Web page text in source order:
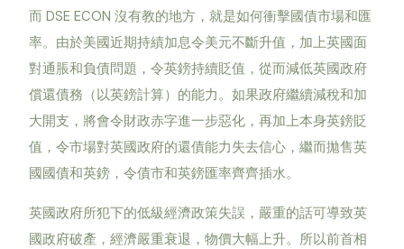
而 DSE ECON 沒有教的地方，就是如何衝擊國債市場和匯
率。由於美國近期持績加息令美元不斷升值，加上英國面
對通脹和負債問題，令英鎊持續貶值，從而減低英國政府
償還債務（以英鎊計算）的能力。如果政府繼續減稅和加
大開支，將會令財政赤字進一步惡化，再加上本身英鎊貶
值，令市場對英國政府的還債能力失去信心，繼而拋售英
國國債和英鎊，令債市和英鎊匯率齊齊插水。
英國政府所犯下的低級經濟政策失誤，嚴重的話可導致英
國政府破產，經濟嚴重衰退，物價大幅上升。所以前首相